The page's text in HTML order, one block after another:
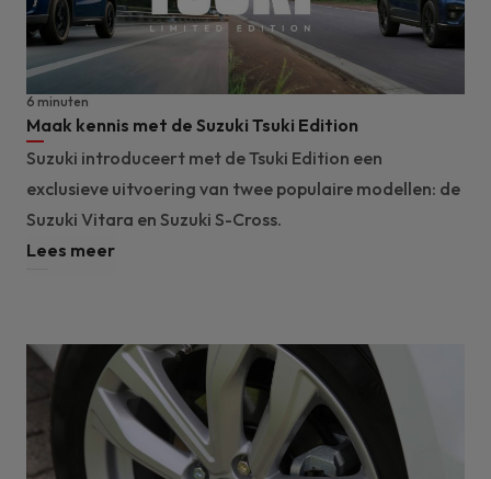
Maak kennis met de Suzuki Tsuki Edition
6 minuten
Suzuki introduceert met de Tsuki Edition een
exclusieve uitvoering van twee populaire modellen: de
Suzuki Vitara en Suzuki S-Cross.
Lees meer